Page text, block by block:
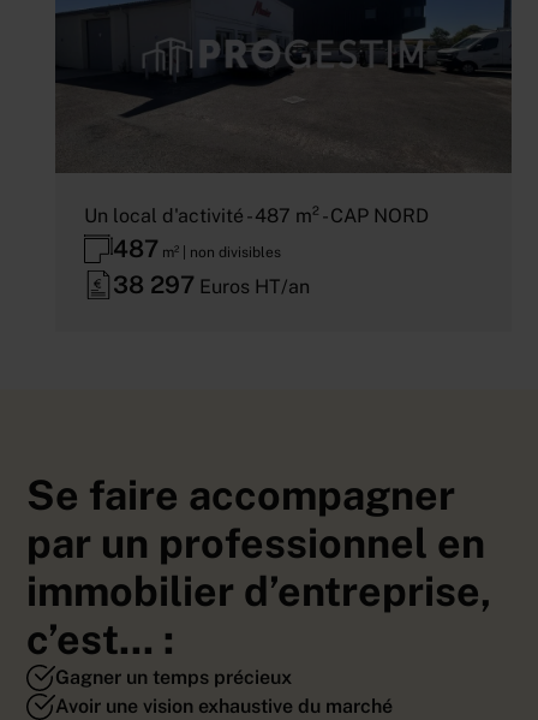
Un local d'activité - 487 m² - CAP NORD
487 m² | non divisibles
38 297 Euros HT/an
Se faire accompagner
par un professionnel en
immobilier d’entreprise,
c’est... :
Gagner un temps précieux
Avoir une vision exhaustive du marché